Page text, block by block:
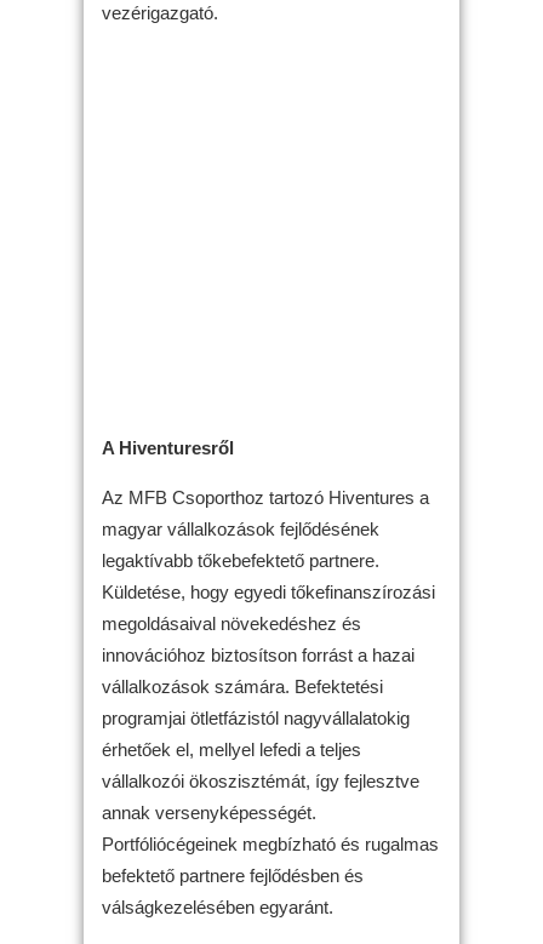
vezérigazgató.
A Hiventuresről
Az MFB Csoporthoz tartozó Hiventures a
magyar vállalkozások fejlődésének
legaktívabb tőkebefektető partnere.
Küldetése, hogy egyedi tőkefinanszírozási
megoldásaival növekedéshez és
innovációhoz biztosítson forrást a hazai
vállalkozások számára. Befektetési
programjai ötletfázistól nagyvállalatokig
érhetőek el, mellyel lefedi a teljes
vállalkozói ökoszisztémát, így fejlesztve
annak versenyképességét.
Portfóliócégeinek megbízható és rugalmas
befektető partnere fejlődésben és
válságkezelésében egyaránt.